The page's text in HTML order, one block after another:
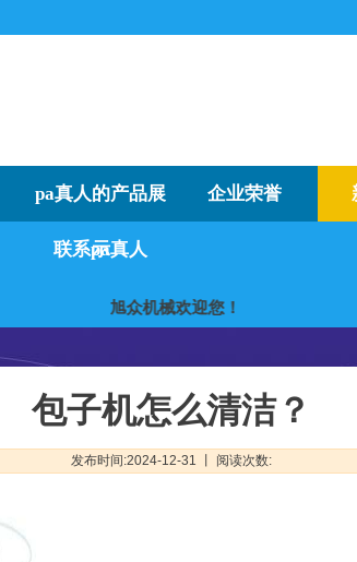
pa真人的产品展
示
企业荣誉
联系pa真人
旭众机械欢迎您！ 我
包子机怎么清洁？
发布时间:2024-12-31 丨 阅读次数: